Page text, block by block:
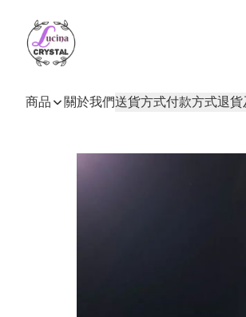
商品 關於我們送貨方式付款方式退貨